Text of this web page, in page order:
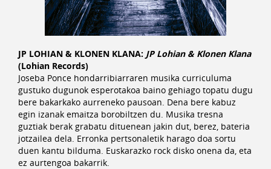
JP LOHIAN & KLONEN KLANA: JP Lohian & Klonen Klana
(Lohian Records)
Joseba Ponce hondarribiarraren musika curriculuma
gustuko dugunok esperotakoa baino gehiago topatu dugu
bere bakarkako aurreneko pausoan. Dena bere kabuz
egin izanak emaitza borobiltzen du. Musika tresna
guztiak berak grabatu dituenean jakin dut, berez, bateria
jotzailea dela. Erronka pertsonaletik harago doa sortu
duen kantu bilduma. Euskarazko rock disko onena da, eta
ez aurtengoa bakarrik.